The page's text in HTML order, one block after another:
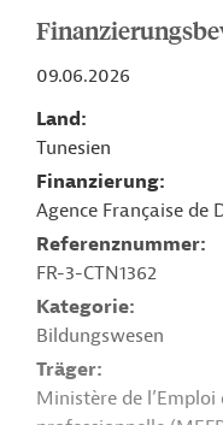
09.06.2026
Land
Tunesien
Finanzierung
Agence Française de
Referenznummer
FR-3-CTN1362
Kategorie
Bildungswesen
Träger
Ministère de